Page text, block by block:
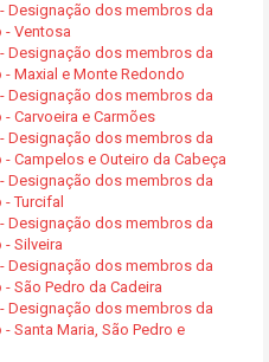
Designação dos membros da
- Ventosa
Designação dos membros da
- Maxial e Monte Redondo
Designação dos membros da
Carvoeira e Carmões
Designação dos membros da
Campelos e Outeiro da Cabeça
Designação dos membros da
Turcifal
Designação dos membros da
- Silveira
Designação dos membros da
São Pedro da Cadeira
Designação dos membros da
Santa Maria, São Pedro e